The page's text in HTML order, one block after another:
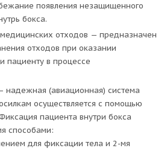
появления незащищенного
бокса.
отходов — предназначен
отходов при оказании
пациенту в процессе
надежная (авиационная) система
осуществляется с помощью
пациента внутри бокса
способами:
для фиксации тела и 2-мя